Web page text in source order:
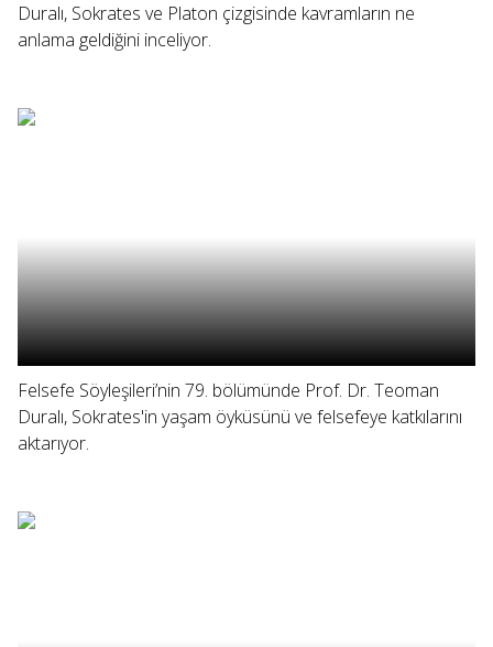
Duralı, Sokrates ve Platon çizgisinde kavramların ne
anlama geldiğini inceliyor.
Felsefe Söyleşileri’nin 79. bölümünde Prof. Dr. Teoman
Duralı, Sokrates'in yaşam öyküsünü ve felsefeye katkılarını
aktarıyor.